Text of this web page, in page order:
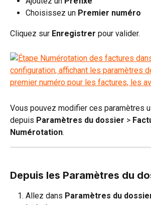
Choisissez un Premier numéro
Cliquez sur Enregistrer pour valider.
Vous pouvez modifier ces paramètres
depuis Paramètres du dossier >
Numérotation.
Depuis les Paramètres du
Allez dans Paramètres du